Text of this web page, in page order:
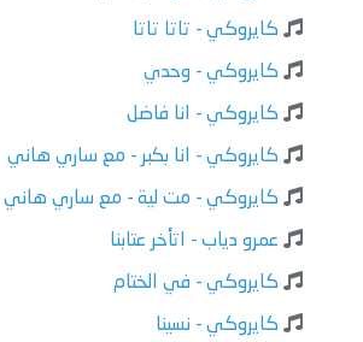
كايروكي - تاتا تاتا
كايروكي - وحدي
كايروكي - انا فاضل
كايروكي - انا بكبر - مع ساري هاني
كايروكي - مت لية - مع ساري هاني
عمرو دياب - اتأخر عتابنا
كايروكي - في الختام
كايروكي - نسينا